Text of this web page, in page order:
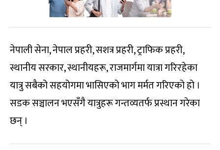
नेपाली सेना, नेपाल प्रहरी, सशत्र प्रहरी, ट्राफिक प्रहरी,
स्थानीय सरकार, स्थानीयहरू, राजमार्गमा यात्रा गरिरहेका
यात्रु सबैको सहयोगमा भासिएको भाग मर्मत गरिएको हो ।
सडक सञ्चालन भएसँगै यात्रुहरू गन्तव्यतर्फ प्रस्थान गरेका
छन् ।